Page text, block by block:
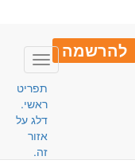
להרשמה
Toggle
תפריט
ראשי.
דלג על
אזור
זה.